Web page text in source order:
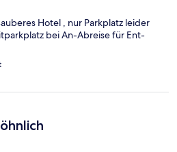
Hotel , nur Parkplatz leider
bei An-Abreise für Ent-